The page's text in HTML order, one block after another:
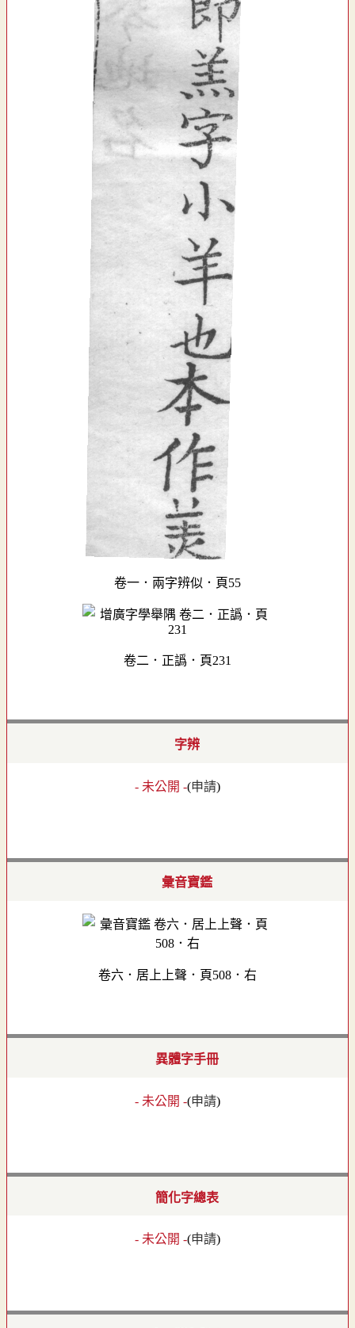
卷一．兩字辨似．頁55
卷二．正譌．頁231
字辨
- 未公開 -(申請)
彙音寶鑑
卷六．居上上聲．頁508．右
異體字手冊
- 未公開 -(申請)
簡化字總表
- 未公開 -(申請)